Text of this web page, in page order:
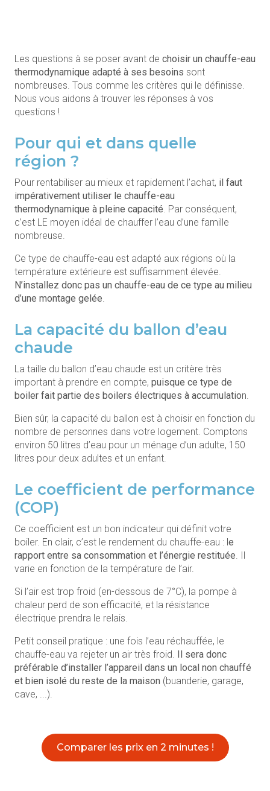
Les questions à se poser avant de choisir un chauffe-eau
thermodynamique adapté à ses besoins sont
nombreuses. Tous comme les critères qui le définisse.
Nous vous aidons à trouver les réponses à vos
questions !
Pour qui et dans quelle
région ?
Pour rentabiliser au mieux et rapidement l’achat, il faut
impérativement utiliser le chauffe-eau
thermodynamique à pleine capacité. Par conséquent,
c’est LE moyen idéal de chauffer l’eau d’une famille
nombreuse.
Ce type de chauffe-eau est adapté aux régions où la
température extérieure est suffisamment élevée.
N’installez donc pas un chauffe-eau de ce type au milieu
d’une montage gelée.
La capacité du ballon d’eau
chaude
La taille du ballon d’eau chaude est un critère très
important à prendre en compte, puisque ce type de
boiler fait partie des boilers électriques à accumulation.
Bien sûr, la capacité du ballon est à choisir en fonction du
nombre de personnes dans votre logement. Comptons
environ 50 litres d’eau pour un ménage d’un adulte, 150
litres pour deux adultes et un enfant.
Le coefficient de performance
(COP)
Ce coefficient est un bon indicateur qui définit votre
boiler. En clair, c’est le rendement du chauffe-eau : le
rapport entre sa consommation et l’énergie restituée. Il
varie en fonction de la température de l’air.
Si l’air est trop froid (en-dessous de 7°C), la pompe à
chaleur perd de son efficacité, et la résistance
électrique prendra le relais.
Petit conseil pratique : une fois l’eau réchauffée, le
chauffe-eau va rejeter un air très froid. Il sera donc
préférable d’installer l’appareil dans un local non chauffé
et bien isolé du reste de la maison (buanderie, garage,
cave, ...).
Comparer les prix en 2 minutes !